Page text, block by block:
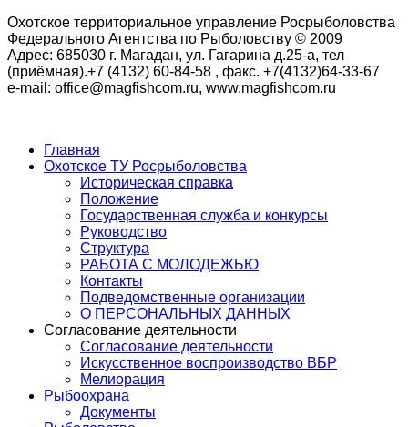
Охотское территориальное управление Росрыболовства
Федерального Агентства по Рыболовству © 2009
Адрес: 685030 г. Магадан, ул. Гагарина д.25-а, тел
(приёмная).+7 (4132) 60-84-58 , факс. +7(4132)64-33-67
e-mail: office@magfishcom.ru, www.magfishcom.ru
Главная
Охотское ТУ Росрыболовства
Историческая справка
Положение
Государственная служба и конкурсы
Руководство
Структура
РАБОТА С МОЛОДЕЖЬЮ
Контакты
Подведомственные организации
О ПЕРСОНАЛЬНЫХ ДАННЫХ
Согласование деятельности
Согласование деятельности
Искусственное воспроизводство ВБР
Мелиорация
Рыбоохрана
Документы